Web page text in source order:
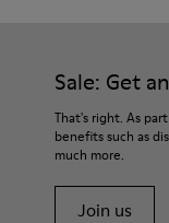
Sale: Get
That's right. As
benefits such as
much more.
Join us